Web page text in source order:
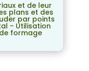
et de leur
plans et des
par points
- Utilisation
formage